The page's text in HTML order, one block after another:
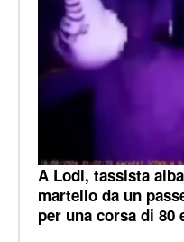
A Lodi, tassista
martello da un
per una corsa di 80